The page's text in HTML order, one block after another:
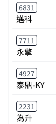
公司小百科
建準做什麼？
6831
邁科
7711
永擎
4927
泰鼎-KY
2231
為升